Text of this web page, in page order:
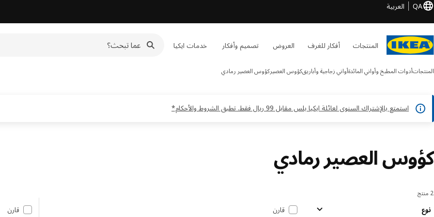
QA العربية
المنتجات أفكار للغرف العروض تصميم وأفكار خدمات ايكيا
المنتجاتأدوات المطبخ وأواني المائدةأواني زجاجية وأباريقكؤوس العصيركؤوس العصير رمادي
استمتع بالإشتراك السنوى لعائلة ايكيا بلس مقابل 99 ريال فقط. تطبق الشروط والأحكام*
كؤوس العصير رمادي
الفرز والتصفية
2 منتج
نوع قائمة النتائج
قارن قارن